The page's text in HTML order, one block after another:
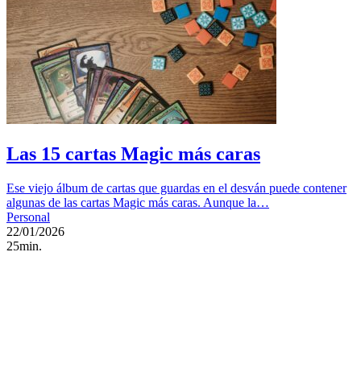
Las 15 cartas Magic más caras
Ese viejo álbum de cartas que guardas en el desván puede contener
algunas de las cartas Magic más caras. Aunque la…
Personal
22/01/2026
25min.